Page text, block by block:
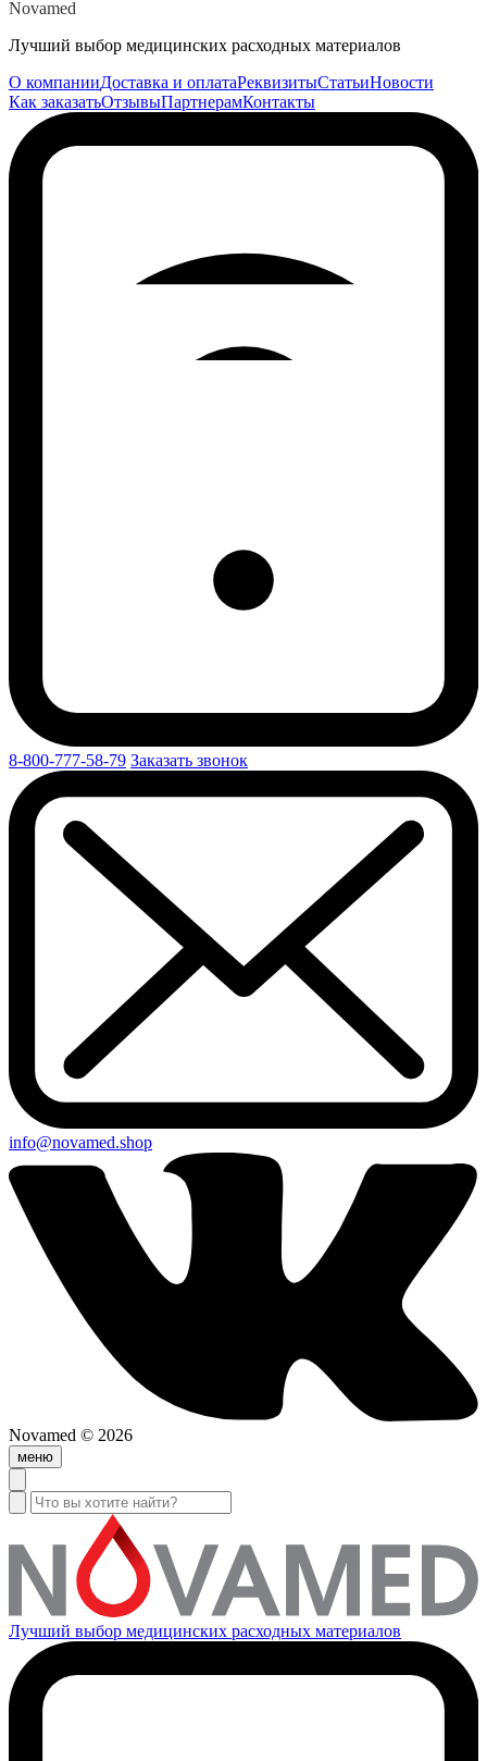
Novamed
Лучший выбор медицинских расходных материалов
О компанииДоставка и оплатаРеквизитыСтатьиНовости
Как заказатьОтзывыПартнерамКонтакты
8-800-777-58-79 Заказать звонок
info@novamed.shop
Novamed © 2026
меню
Лучший выбор медицинских расходных материалов